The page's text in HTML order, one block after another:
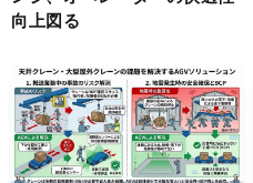
向上図る